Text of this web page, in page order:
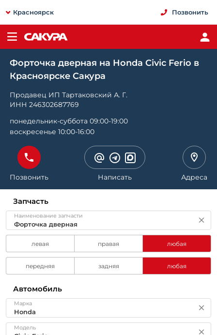
Красноярск Позвонить
Форточка дверная на Honda Civic Ferio в
Красноярске Сакура
Продавец ИП Тартаковский А. Г.
ИНН 246302687769
понедельник-суббота 09:00-19:00
воскресенье 10:00-16:00
Позвонить Написать Адреса
Запчасть
Наименование запчасти
левая правая любая
передняя задняя любая
Автомобиль
Марка
Модель